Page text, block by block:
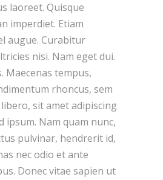
laoreet. Quisque
imperdiet. Etiam
augue. Curabitur
nisi. Nam eget dui.
Maecenas tempus,
rhoncus, sem
sit amet adipiscing
ipsum. Nam quam nunc,
pulvinar, hendrerit id,
nec odio et ante
Donec vitae sapien ut